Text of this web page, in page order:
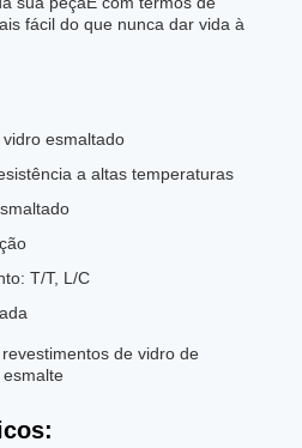
fácil do que nunca dar vida à
esmaltado
a altas temperaturas
T/T, L/C
de vidro de